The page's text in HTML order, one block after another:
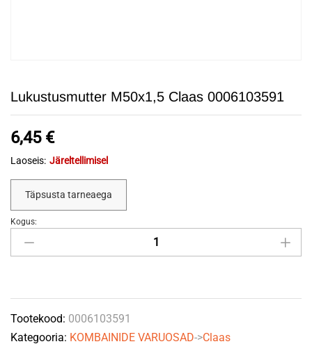
Lukustusmutter M50x1,5 Claas 0006103591
6,45 €
Laoseis: Järeltellimisel
Täpsusta tarneaega
Lukustusmutter
M50x1,5
quantity
Kogus:
Tootekood: 0006103591
Kategooria: KOMBAINIDE VARUOSAD->Claas